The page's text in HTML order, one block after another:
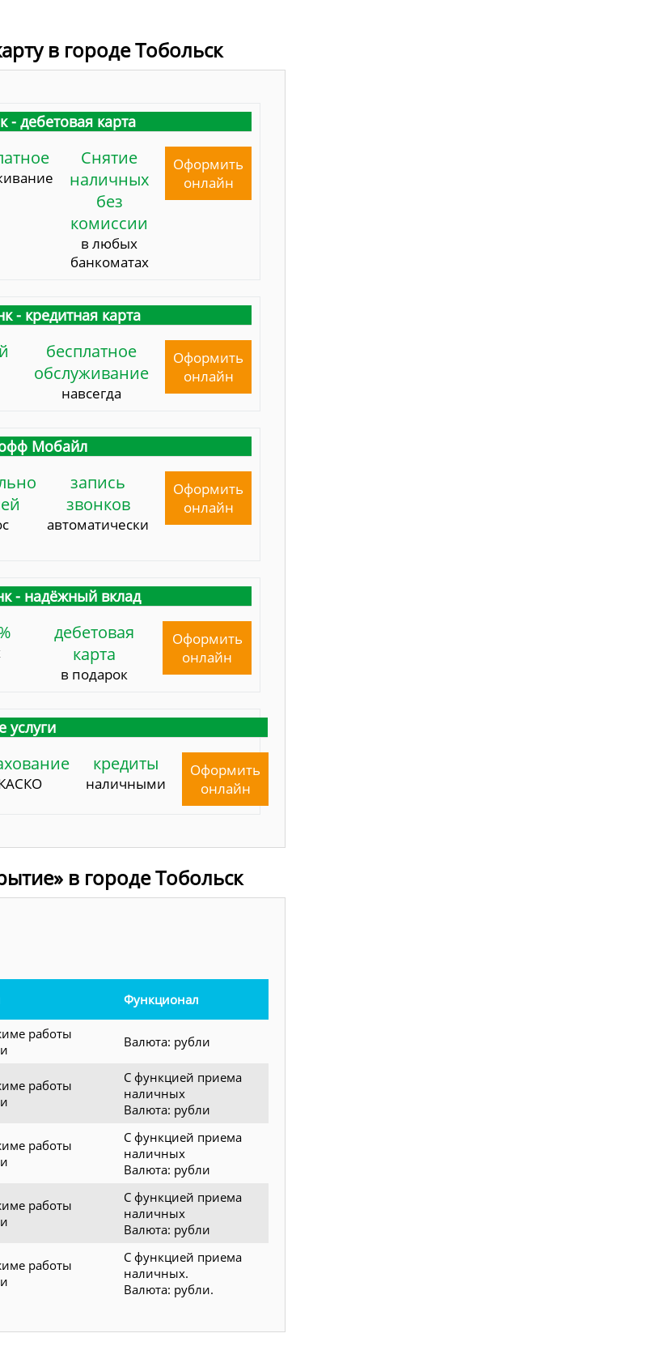
в городе Тобольск
- дебетовая карта
Снятие
наличных
без
комиссии
в любых
банкоматах
Оформить
онлайн
- кредитная карта
бесплатное
обслуживание
навсегда
Оформить
онлайн
Мобайл
запись
звонков
автоматически
Оформить
онлайн
- надёжный вклад
дебетовая
карта
в подарок
Оформить
онлайн
услуги
кредиты
наличными
Оформить
онлайн
в городе Тобольск
Функционал
работы
Валюта: рубли
работы
С функцией приема
наличных
Валюта: рубли
работы
С функцией приема
наличных
Валюта: рубли
работы
С функцией приема
наличных
Валюта: рубли
работы
С функцией приема
наличных.
Валюта: рубли.